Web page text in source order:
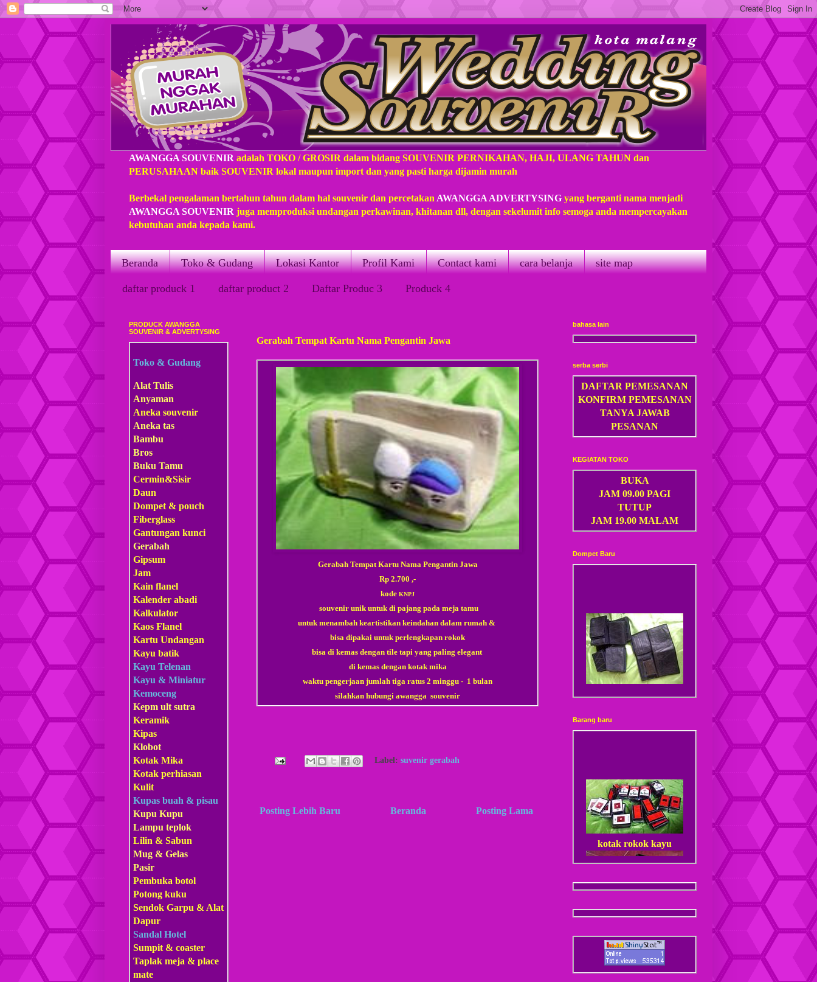
AWANGGA SOUVENIR adalah TOKO / GROSIR dalam bidang SOUVENIR PERNIKAHAN, HAJI, ULANG TAHUN dan
PERUSAHAAN baik SOUVENIR lokal maupun import dan yang pasti harga dijamin murah
Berbekal pengalaman bertahun tahun dalam hal souvenir dan percetakan AWANGGA ADVERTYSING yang berganti nama menjadi
AWANGGA SOUVENIR juga memproduksi undangan perkawinan, khitanan dll, dengan sekelumit info semoga anda mempercayakan
kebutuhan anda kepada kami.
Beranda Toko & Gudang Lokasi Kantor Profil Kami Contact kami cara belanja site map
daftar produck 1 daftar product 2 Daftar Produc 3 Produck 4
Gerabah Tempat Kartu Nama Pengantin Jawa
Gerabah Tempat Kartu Nama Pengantin Jawa
Rp 2.700 ,-
kode KNPJ
souvenir unik untuk di pajang pada meja tamu
untuk menambah keartistikan keindahan dalam rumah &
bisa dipakai untuk perlengkapan rokok
bisa di kemas dengan tile tapi yang paling elegant
di kemas dengan kotak mika
waktu pengerjaan jumlah tiga ratus 2 minggu - 1 bulan
silahkan hubungi awangga souvenir
Label: suvenir gerabah
Posting Lebih Baru Posting Lama
Beranda
PRODUCK AWANGGA
SOUVENIR & ADVERTYSING
Toko & Gudang
Alat Tulis
Anyaman
Aneka souvenir
Aneka tas
Bambu
Bros
Buku Tamu
Cermin&Sisir
Daun
Dompet & pouch
Fiberglass
Gantungan kunci
Gerabah
Gipsum
Jam
Kain flanel
Kalender abadi
Kalkulator
Kaos Flanel
Kartu Undangan
Kayu batik
Kayu Telenan
Kayu & Miniatur
Kemoceng
Kepm ult sutra
Keramik
Kipas
Klobot
Kotak Mika
Kotak perhiasan
Kulit
Kupas buah & pisau
Kupu Kupu
Lampu teplok
Lilin & Sabun
Mug & Gelas
Pasir
Pembuka botol
Potong kuku
Sendok Garpu & Alat
Dapur
Sandal Hotel
Sumpit & coaster
Taplak meja & place
mate
bahasa lain
serba serbi
DAFTAR PEMESANAN
KONFIRM PEMESANAN
TANYA JAWAB
PESANAN
KEGIATAN TOKO
BUKA
JAM 09.00 PAGI
TUTUP
JAM 19.00 MALAM
Dompet Baru
Dompet Kulit Sambung
Dompet Kulit Pria Jantan
Barang baru
kotak rokok kayu
Coaster / Tatakan Gelas
Kulit